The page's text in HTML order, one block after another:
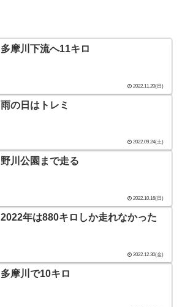
多摩川下流へ11キロ
2022.11.20(日)
雨の日はトレミ
2022.09.24(土)
野川公園まで走る
2022.10.16(日)
2022年は880キロしか走れなかった
2022.12.30(金)
多摩川で10キロ